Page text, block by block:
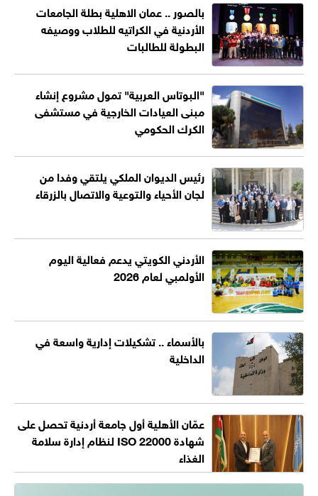
بالصور .. عمان الاهلية بطلة الجامعات
الأردنية في الكراتيه للطلاب ووصيفه
البطولة للطالبات
"البوتاس العربية" تمول مشروع إنشاء
مبنى العيادات الخارجية في مستشفى
الكرك الحكومي
رئيس الديوان الملكي يلتقي وفدا من
لجان الأحياء والتوعية والاتصال بالزرقاء
الأردني الكويتي يدعم فعالية اليوم
الأولمبي لعام 2026
بالأسماء .. تشكيلات إدارية واسعة في
الداخلية
عمّان الأهلية أول جامعة أردنية تحصل على
شهادة ISO 22000 لنظام إدارة سلامة
الغذاء